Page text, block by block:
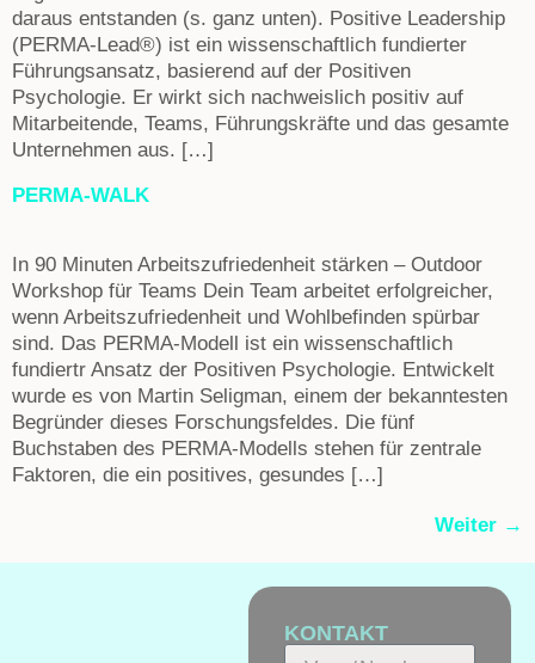
daraus entstanden (s. ganz unten). Positive Leadership
(PERMA-Lead®) ist ein wissenschaftlich fundierter
Führungsansatz, basierend auf der Positiven
Psychologie. Er wirkt sich nachweislich positiv auf
Mitarbeitende, Teams, Führungskräfte und das gesamte
Unternehmen aus. […]
PERMA-WALK
In 90 Minuten Arbeitszufriedenheit stärken – Outdoor
Workshop für Teams Dein Team arbeitet erfolgreicher,
wenn Arbeitszufriedenheit und Wohlbefinden spürbar
sind. Das PERMA-Modell ist ein wissenschaftlich
fundiertr Ansatz der Positiven Psychologie. Entwickelt
wurde es von Martin Seligman, einem der bekanntesten
Begründer dieses Forschungsfeldes. Die fünf
Buchstaben des PERMA-Modells stehen für zentrale
Faktoren, die ein positives, gesundes […]
Weiter →
KONTAKT